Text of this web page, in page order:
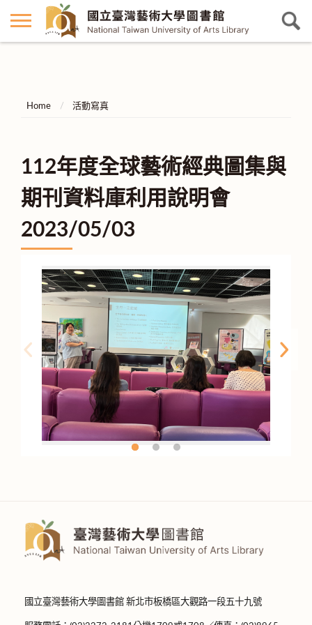
Home 活動寫真
112年度全球藝術經典圖集與
期刊資料庫利用說明會
2023/05/03
國立臺灣藝術大學圖書館 新北市板橋區大觀路一段五十九號